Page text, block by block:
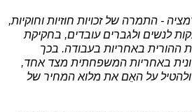
- התמרה של זכויות חוזיות וחוקיות,
לנשים ולגברים עובדים, בחקיקת
ההורית באחריות בעבודה. בכך
באחריות המשפחתית מצד אחד,
על האֵם את מלוא המחיר של